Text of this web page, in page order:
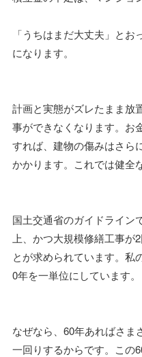
「うちはまだ大丈夫」と
になります。
計画と実態がズレたまま放
事ができなくなります。お
すれば、建物の傷みはさら
かかります。これでは健全
国土交通省のガイドライン
上、かつ大規模修繕工事が
とが求められています。私
0年を一単位にしています。
なぜなら、60年あればさま
一回りするからです。この